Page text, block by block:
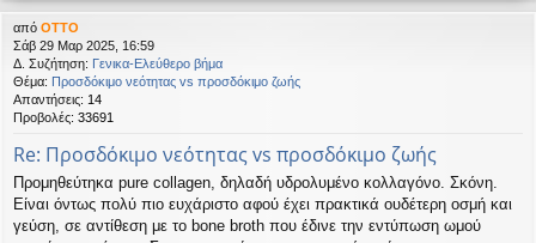
από OTTO
Σάβ 29 Μαρ 2025, 16:59
Δ. Συζήτηση: Γενικα-Ελεύθερο βήμα
Θέμα: Προσδόκιμο νεότητας vs προσδόκιμο ζωής
Απαντήσεις: 14
Προβολές: 33691
Re: Προσδόκιμο νεότητας vs προσδόκιμο ζωής
Προμηθεύτηκα pure collagen, δηλαδή υδρολυμένο κολλαγόνο. Σκόνη.
Είναι όντως πολύ πιο ευχάριστο αφού έχει πρακτικά ουδέτερη οσμή και
γεύση, σε αντίθεση με το bone broth που έδινε την εντύπωση ωμού